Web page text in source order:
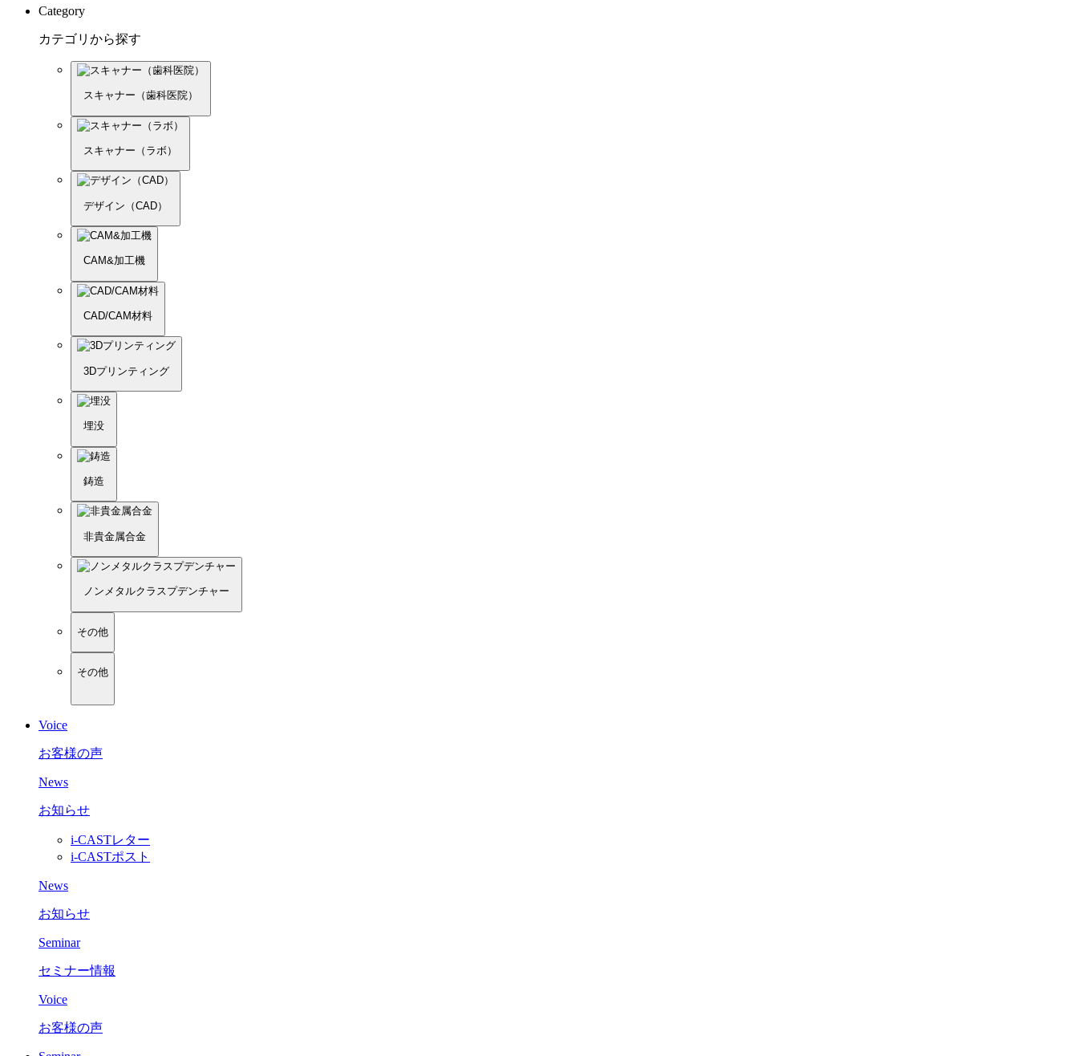
Category
カテゴリから探す
スキャナー（歯科医院）
スキャナー（ラボ）
デザイン（CAD）
CAM&加工機
CAD/CAM材料
3Dプリンティング
埋没
鋳造
非貴金属合金
ノンメタルクラスプデンチャー
その他
その他
Voice
お客様の声
News
お知らせ
i-CASTレター
i-CASTポスト
News
お知らせ
Seminar
セミナー情報
Voice
お客様の声